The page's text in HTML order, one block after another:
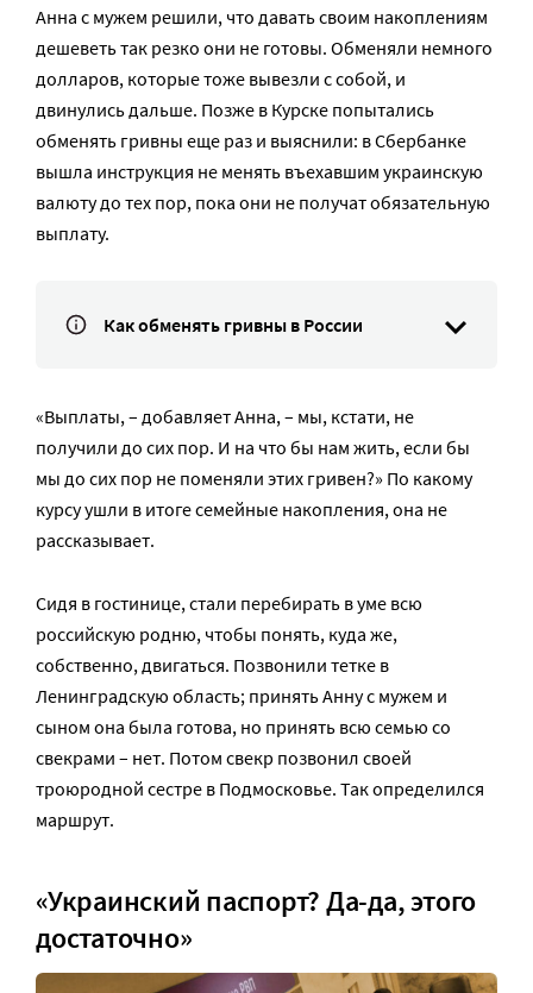
Анна с мужем решили, что давать своим накоплениям
дешеветь так резко они не готовы. Обменяли немного
долларов, которые тоже вывезли с собой, и
двинулись дальше. Позже в Курске попытались
обменять гривны еще раз и выяснили: в Сбербанке
вышла инструкция не менять въехавшим украинскую
валюту до тех пор, пока они не получат обязательную
выплату.
Как обменять гривны в России
«Выплаты, – добавляет Анна, – мы, кстати, не
получили до сих пор. И на что бы нам жить, если бы
мы до сих пор не поменяли этих гривен?» По какому
курсу ушли в итоге семейные накопления, она не
рассказывает.
Сидя в гостинице, стали перебирать в уме всю
российскую родню, чтобы понять, куда же,
собственно, двигаться. Позвонили тетке в
Ленинградскую область; принять Анну с мужем и
сыном она была готова, но принять всю семью со
свекрами – нет. Потом свекр позвонил своей
троюродной сестре в Подмосковье. Так определился
маршрут.
«Украинский паспорт? Да-да, этого
достаточно»